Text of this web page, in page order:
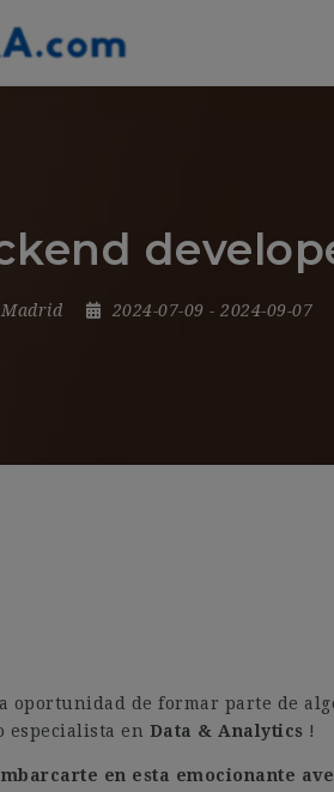
Madrid 2024-07-09 - 2024-09-07
oportunidad de formar parte de
en Data & Analytics !
en esta emocionante